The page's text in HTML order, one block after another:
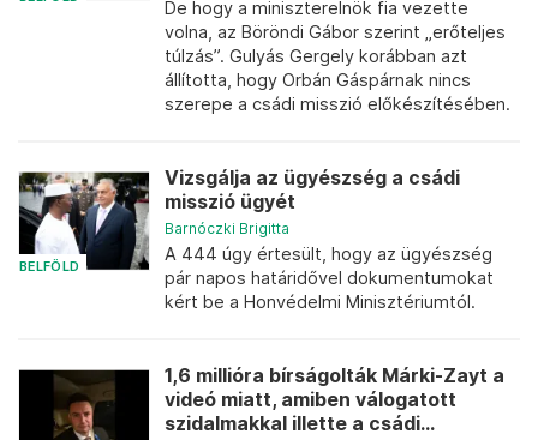
De hogy a miniszterelnök fia vezette
volna, az Böröndi Gábor szerint „erőteljes
túlzás”. Gulyás Gergely korábban azt
állította, hogy Orbán Gáspárnak nincs
szerepe a csádi misszió előkészítésében.
BELFÖLD
Vizsgálja az ügyészség a csádi
misszió ügyét
Barnóczki Brigitta
A 444 úgy értesült, hogy az ügyészség
pár napos határidővel dokumentumokat
kért be a Honvédelmi Minisztériumtól.
1,6 millióra bírságolták Márki-Zayt a
videó miatt, amiben válogatott
szidalmakkal illette a csádi...